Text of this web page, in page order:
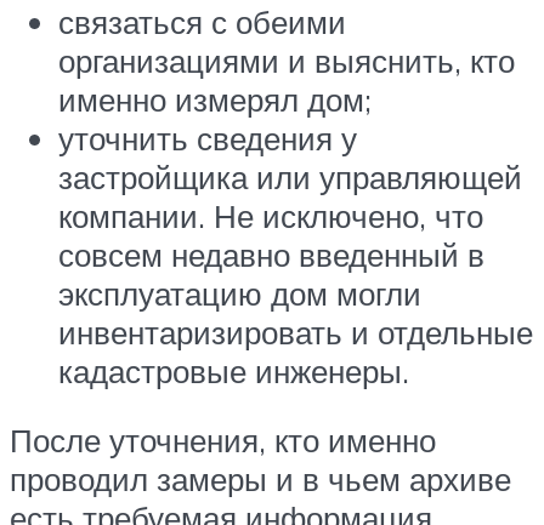
связаться с обеими
организациями и выяснить, кто
именно измерял дом;
уточнить сведения у
застройщика или управляющей
компании. Не исключено, что
совсем недавно введенный в
эксплуатацию дом могли
инвентаризировать и отдельные
кадастровые инженеры.
После уточнения, кто именно
проводил замеры и в чьем архиве